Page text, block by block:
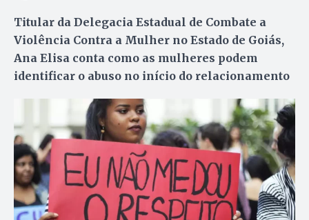
Titular da Delegacia Estadual de Combate a
Violência Contra a Mulher no Estado de Goiás,
Ana Elisa conta como as mulheres podem
identificar o abuso no início do relacionamento